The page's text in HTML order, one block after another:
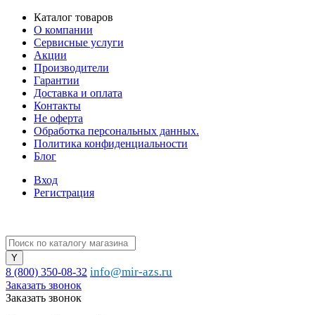
Каталог товаров
О компании
Сервисные услуги
Акции
Производители
Гарантии
Доставка и оплата
Контакты
Не оферта
Обработка персональных данных.
Политика конфиденциальности
Блог
Вход
Регистрация
8 (800) 350-08-32 info@mir-azs.ru
Заказать звонок
Заказать звонок